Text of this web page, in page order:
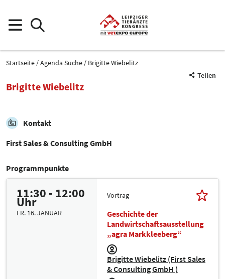
Startseite Agenda Suche
Brigitte Wiebelitz
Teilen
Brigitte Wiebelitz
Kontakt
First Sales & Consulting GmbH
Programmpunkte
11:30 - 12:00
Uhr
FR. 16. JANUAR
Vortrag
Geschichte der
Landwirtschaftsausstellung
„agra Markkleeberg“
Brigitte Wiebelitz (First Sales
& Consulting GmbH )